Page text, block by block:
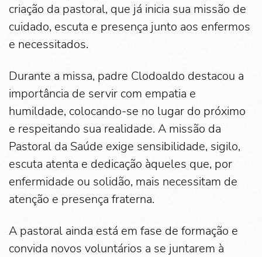
criação da pastoral, que já inicia sua missão de
cuidado, escuta e presença junto aos enfermos
e necessitados.
Durante a missa, padre Clodoaldo destacou a
importância de servir com empatia e
humildade, colocando-se no lugar do próximo
e respeitando sua realidade. A missão da
Pastoral da Saúde exige sensibilidade, sigilo,
escuta atenta e dedicação àqueles que, por
enfermidade ou solidão, mais necessitam de
atenção e presença fraterna.
A pastoral ainda está em fase de formação e
convida novos voluntários a se juntarem à